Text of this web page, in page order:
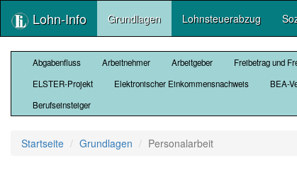
Lohn-Info Grundlagen Lohnsteuerabzug
Abgabenfluss Arbeitnehmer Arbeitgeber Freibetrag und
ELSTER-Projekt
Elektronischer Einkommensnachweis BEA-
Berufseinsteiger
Startseite Grundlagen Personalarbeit